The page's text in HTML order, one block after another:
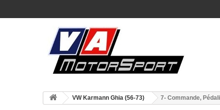
VW Karmann Ghia (56-73) 7- Commande,